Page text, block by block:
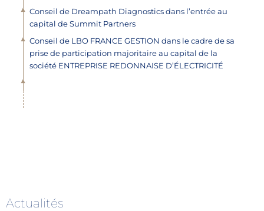
Conseil de Dreampath Diagnostics dans l’entrée au
capital de Summit Partners
Conseil de LBO FRANCE GESTION dans le cadre de sa
prise de participation majoritaire au capital de la
société ENTREPRISE REDONNAISE D’ÉLECTRICITÉ
Actualités